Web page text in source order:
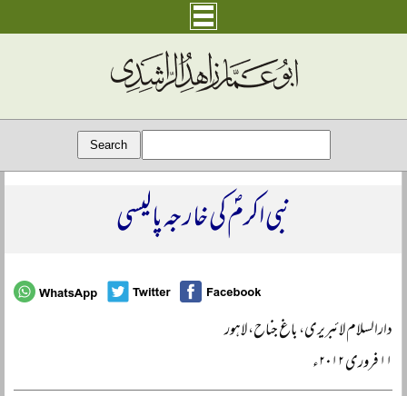
نبی اکرمؐ کی خارجہ پالیسی
دارالسلام لائبریری، باغ جناح، لاہور
۱۱ فروری ۲۰۱۲ء